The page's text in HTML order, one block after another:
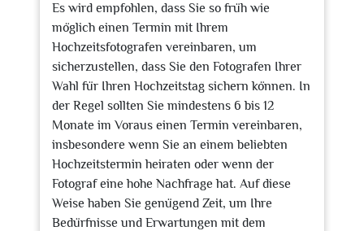
Es wird empfohlen, dass Sie so früh wie
möglich einen Termin mit Ihrem
Hochzeitsfotografen vereinbaren, um
sicherzustellen, dass Sie den Fotografen Ihrer
Wahl für Ihren Hochzeitstag sichern können. In
der Regel sollten Sie mindestens 6 bis 12
Monate im Voraus einen Termin vereinbaren,
insbesondere wenn Sie an einem beliebten
Hochzeitstermin heiraten oder wenn der
Fotograf eine hohe Nachfrage hat. Auf diese
Weise haben Sie genügend Zeit, um Ihre
Bedürfnisse und Erwartungen mit dem